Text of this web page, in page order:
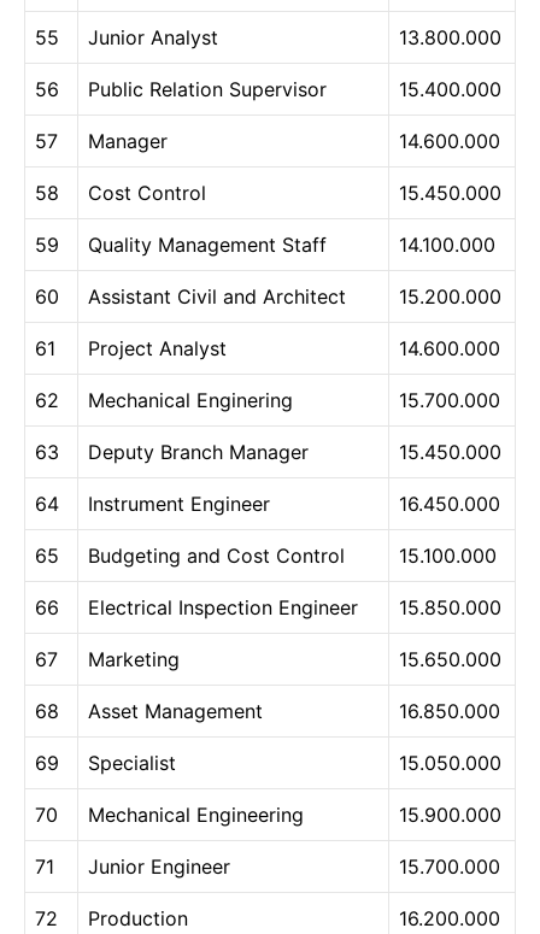
55 Junior Analyst 13.800.000
56 Public Relation Supervisor 15.400.000
57 Manager 14.600.000
58 Cost Control 15.450.000
59 Quality Management Staff 14.100.000
60 Assistant Civil and Architect 15.200.000
61 Project Analyst 14.600.000
62 Mechanical Enginering 15.700.000
63 Deputy Branch Manager 15.450.000
64 Instrument Engineer 16.450.000
65 Budgeting and Cost Control 15.100.000
66 Electrical Inspection Engineer 15.850.000
67 Marketing 15.650.000
68 Asset Management 16.850.000
69 Specialist 15.050.000
70 Mechanical Engineering 15.900.000
71 Junior Engineer 15.700.000
72 Production 16.200.000